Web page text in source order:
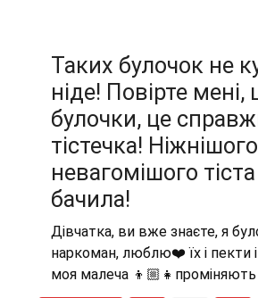
Таких булочок не
ніде! Повірте мені,
булочки, це
тістечка! Ніжнішого
невагомішого
бачила!
Дівчатка, ви вже знаєте, я
наркоман, люблю❤️ їх і пекти
моя малеча 👦🏼👧проміняють